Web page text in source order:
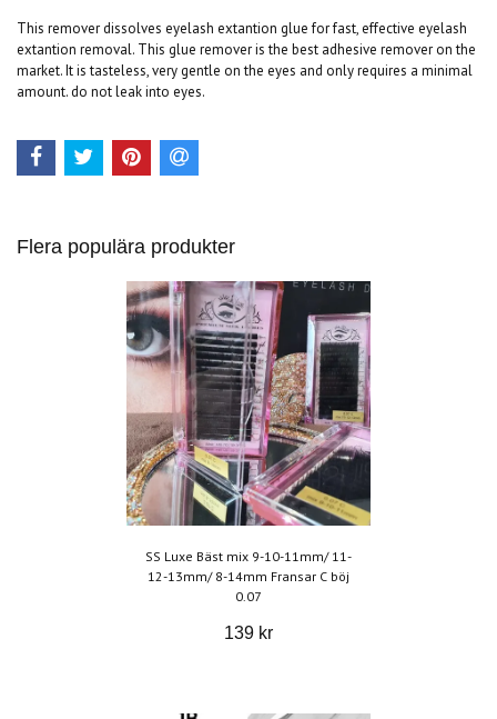
This remover dissolves eyelash extantion glue for fast, effective eyelash
extantion removal. This glue remover is the best adhesive remover on the
market. It is tasteless, very gentle on the eyes and only requires a minimal
amount. do not leak into eyes.
Flera populära produkter
SS Luxe Bäst mix 9-10-11mm/ 11-
12-13mm/ 8-14mm Fransar C böj
0.07
139 kr